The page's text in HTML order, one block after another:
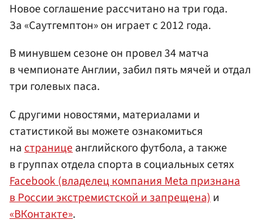
Новое соглашение рассчитано на три года.
За «Саутгемптон» он играет с 2012 года.
В минувшем сезоне он провел 34 матча
в чемпионате Англии, забил пять мячей и отдал
три голевых паса.
С другими новостями, материалами и
статистикой вы можете ознакомиться
на странице английского футбола, а также
в группах отдела спорта в социальных сетях
Facebook (владелец компания Meta признана
в России экстремистской и запрещена) и
«ВКонтакте».